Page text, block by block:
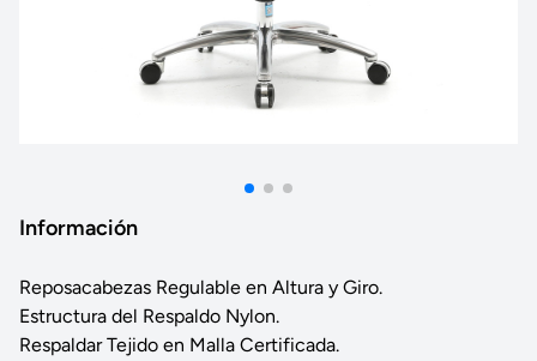
Información
Reposacabezas Regulable en Altura y Giro.
Estructura del Respaldo Nylon.
Respaldar Tejido en Malla Certificada.